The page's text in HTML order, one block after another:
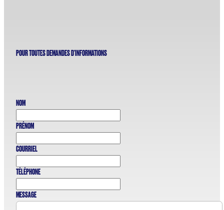
POUR TOUTES DEMANDES D'INFORMATIONS
NOM
PRÉNOM
COURRIEL
TÉLÉPHONE
MESSAGE